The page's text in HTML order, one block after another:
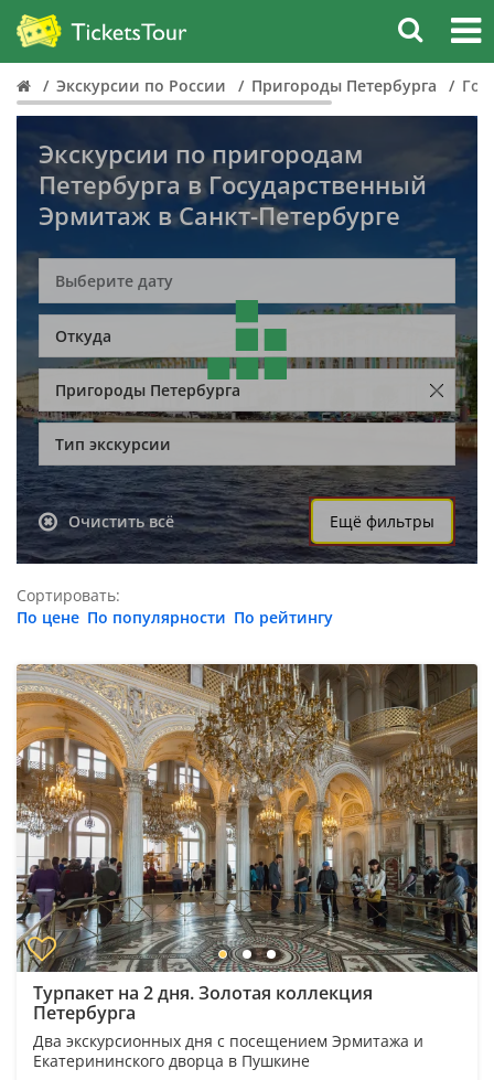
Экскурсии по России Пригороды Петербурга
Экскурсии по пригородам
Петербурга в Государственный
Эрмитаж в Санкт-Петербурге
Откуда
Пригороды Петербурга
Тип экскурсии
Очистить всё Ещё фильтры
Сортировать:
По цене По популярности По рейтингу
Турпакет на 2 дня. Золотая коллекция
Петербурга
Два экскурсионных дня с посещением Эрмитажа и
Екатерининского дворца в Пушкине